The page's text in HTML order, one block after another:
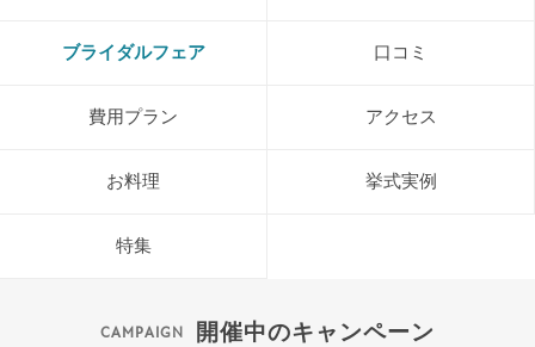
ブライダルフェア 口コミ
費用プラン アクセス
お料理 挙式実例
特集
開催中のキャンペーン